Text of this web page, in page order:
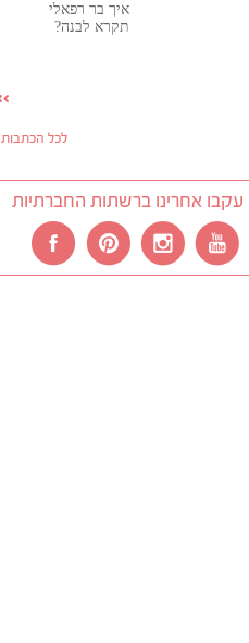
איך בר רפאלי
תקרא לבנה?
לכל הכתבות
עקבו אחרינו ברשתות החברתיות